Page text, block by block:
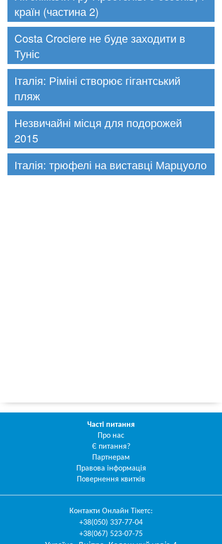
країн (частина 2)
Costa Crociere не буде заходити в
Туніс
Італія: Ріміні створює гігантський
пляж
Незвичайні місця для подорожей
2015
Італія: трюфелі на виставці Марцуоло
Часті питання
Про нас
Є питання?
Партнерам
Правова інформація
Повернення квитків
Контакти Онлайн Тікетс:
+38(050) 337-77-04
+38(067) 523-07-75